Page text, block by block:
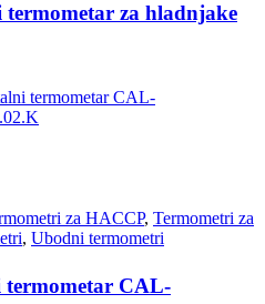
termometar za hladnjake
za HACCP, Termometri za
, Ubodni termometri
termometar CAL-